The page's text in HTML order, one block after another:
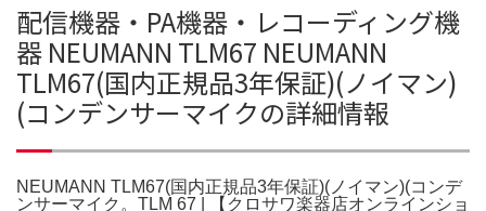
配信機器・PA機器・レコーディング機
器 NEUMANN TLM67 NEUMANN
TLM67(国内正規品3年保証)(ノイマン)
(コンデンサーマイクの詳細情報
NEUMANN TLM67(国内正規品3年保証)(ノイマン)(コンデ
ンサーマイク。TLM 67 | 【クロサワ楽器店オンラインショ